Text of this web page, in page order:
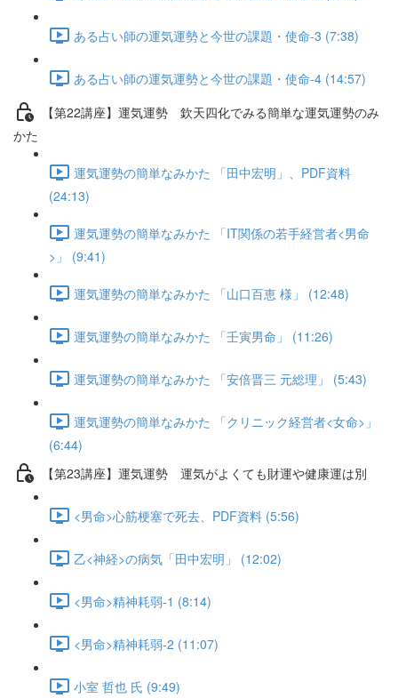
ある占い師の運気運勢と今世の課題・使命-3 (7:38)
ある占い師の運気運勢と今世の課題・使命-4 (14:57)
【第22講座】運気運勢 欽天四化でみる簡単な運気運勢のみ
かた
運気運勢の簡単なみかた 「田中宏明」、PDF資料
(24:13)
運気運勢の簡単なみかた 「IT関係の若手経営者<男命
>」 (9:41)
運気運勢の簡単なみかた 「山口百恵 様」 (12:48)
運気運勢の簡単なみかた 「壬寅男命」 (11:26)
運気運勢の簡単なみかた 「安倍晋三 元総理」 (5:43)
運気運勢の簡単なみかた 「クリニック経営者<女命>」
(6:44)
【第23講座】運気運勢 運気がよくても財運や健康運は別
<男命>心筋梗塞で死去、PDF資料 (5:56)
乙<神経>の病気「田中宏明」 (12:02)
<男命>精神耗弱-1 (8:14)
<男命>精神耗弱-2 (11:07)
小室 哲也 氏 (9:49)